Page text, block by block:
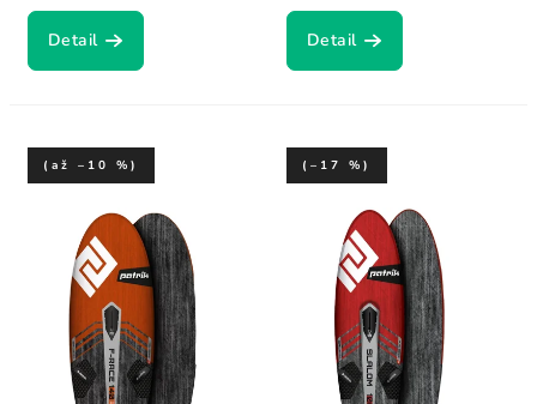
Detail Detail
(až –10 %) (–17 %)